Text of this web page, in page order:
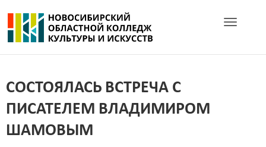
Toggle
СОСТОЯЛАСЬ ВСТРЕЧА С
ПИСАТЕЛЕМ ВЛАДИМИРОМ
ШАМОВЫМ